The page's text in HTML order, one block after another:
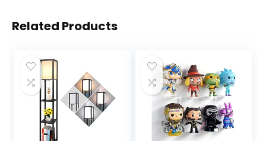
Related Products